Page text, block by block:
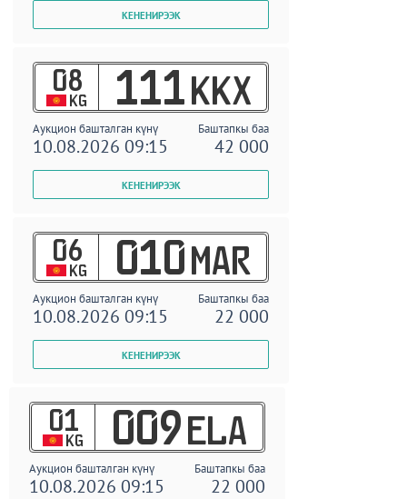
08
KG 111 KKX
Аукцион башталган күнү Баштапкы баа
10.08.2026 09:15 42 000
06
KG 010 MAR
Аукцион башталган күнү Баштапкы баа
10.08.2026 09:15 22 000
01
KG 009 ELA
Аукцион башталган күнү Баштапкы баа
10.08.2026 09:15 22 000